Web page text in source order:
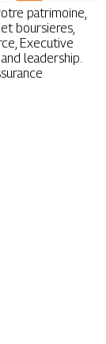
patrimoine,
boursieres,
Executive
leadership.